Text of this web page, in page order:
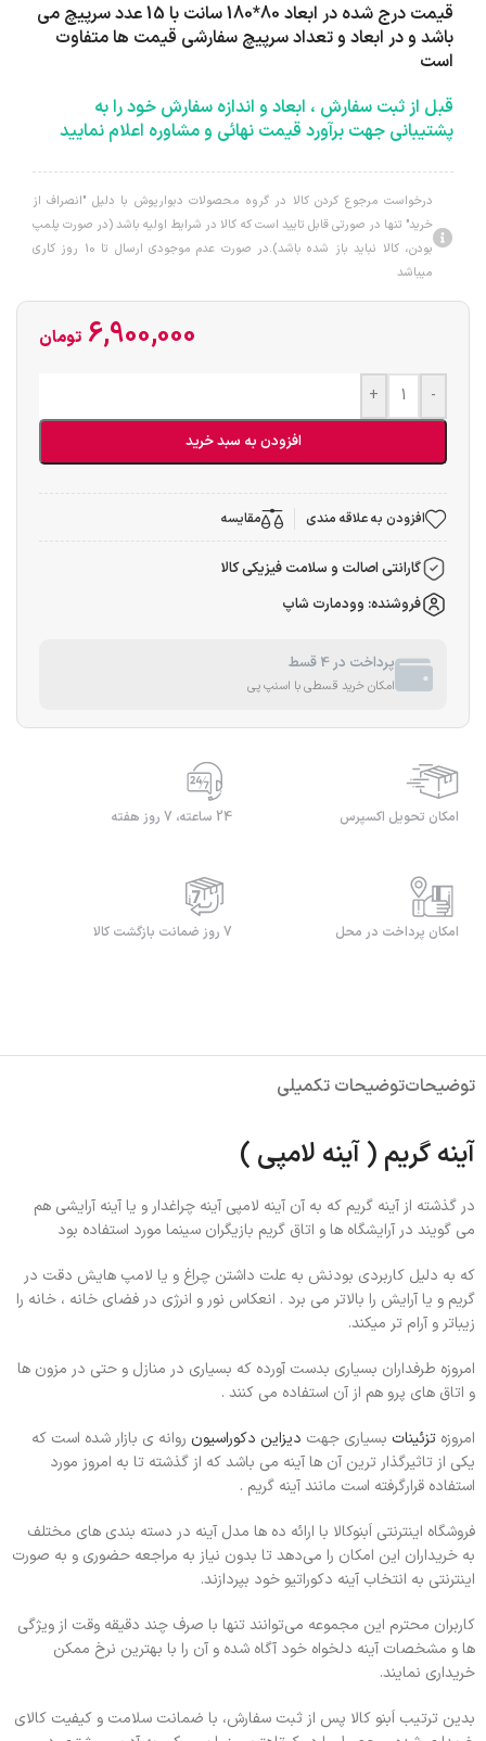
قیمت درج شده در ابعاد 80*180 سانت با 15 عدد سرپیچ می
باشد و در ابعاد و تعداد سرپیچ سفارشی قیمت ها متفاوت
است
قبل از ثبت سفارش ، ابعاد و اندازه سفارش خود را به
پشتیبانی جهت برآورد قیمت نهائی و مشاوره اعلام نمایید
درخواست مرجوع کردن کالا در گروه محصولات دبوارپوش با دلیل "انصراف از
خرید" تنها در صورتی قابل تایید است که کالا در شرایط اولیه باشد (در صورت پلمپ
بودن، کالا نباید باز شده باشد).در صورت عدم موجودی ارسال تا 10 روز کاری
میباشد
6,900,000 تومان
-
+
افزودن به سبد خرید
افزودن به علاقه مندی مقایسه
گارانتی اصالت و سلامت فیزیکی کالا
فروشنده: وودمارت شاپ
پرداخت در 4 قسط
امکان خرید قسطی با اسنپ پی
امکان تحویل اکسپرس 24 ساعته، 7 روز هفته
امکان پرداخت در محل 7 روز ضمانت بازگشت کالا
توضیحاتتوضیحات تکمیلی
آینه گریم ( آینه لامپی )
در گذشته از آینه گریم که به آن آینه لامپی آینه چراغدار و یا آینه آرایشی هم
می گویند در آرایشگاه ها و اتاق گریم بازیگران سینما مورد استفاده بود
که به دلیل کاربردی بودنش به علت داشتن چراغ و یا لامپ هایش دقت در
گریم و یا آرایش را بالاتر می برد . انعکاس نور و انرژی در فضای خانه ، خانه را
زیباتر و آرام تر میکند.
امروزه طرفداران بسیاری بدست آورده که بسیاری در منازل و حتی در مزون ها
و اتاق های پرو هم از آن استفاده می کنند .
امروزه تزئینات بسیاری جهت دیزاین دکوراسیون روانه ی بازار شده است که
یکی از تاثیرگذار ترین آن ها آینه می باشد که از گذشته تا به امروز مورد
استفاده قرارگرفته است مانند آینه گریم .
فروشگاه اینترنتی اَبنوکالا با ارائه ده ها مدل آینه در دسته بندی های مختلف
به خریداران این امکان را می‌دهد تا بدون نیاز به مراجعه حضوری و به صورت
اینترنتی به انتخاب آینه دکوراتیو خود بپردازند.
کاربران محترم این مجموعه می‌توانند تنها با صرف چند دقیقه وقت از ویژگی
ها و مشخصات آینه دلخواه خود آگاه شده و آن را با بهترین نرخ ممکن
خریداری نمایند.
بدین ترتیب اَبنو کالا پس از ثبت سفارش، با ضمانت سلامت و کیفیت کالای